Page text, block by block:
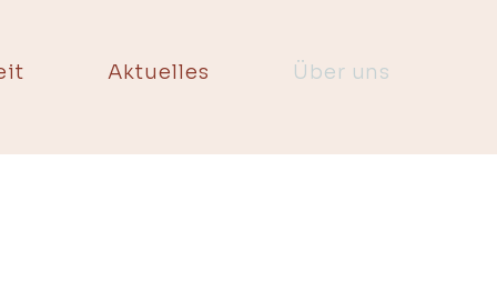
Aktuelles Über uns